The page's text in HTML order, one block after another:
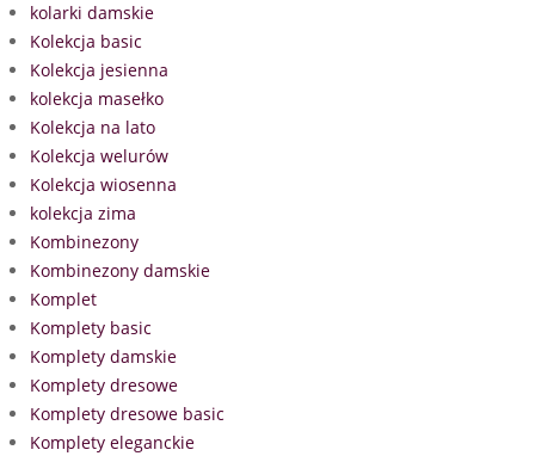
kolarki damskie
Kolekcja basic
Kolekcja jesienna
kolekcja masełko
Kolekcja na lato
Kolekcja welurów
Kolekcja wiosenna
kolekcja zima
Kombinezony
Kombinezony damskie
Komplet
Komplety basic
Komplety damskie
Komplety dresowe
Komplety dresowe basic
Komplety eleganckie